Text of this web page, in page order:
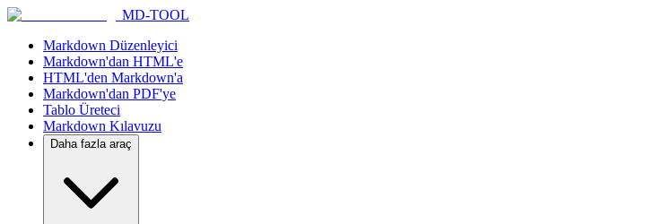
MD-TOOL
Markdown Düzenleyici
Markdown'dan HTML'e
HTML'den Markdown'a
Markdown'dan PDF'ye
Tablo Üreteci
Markdown Kılavuzu
Daha fazla araç